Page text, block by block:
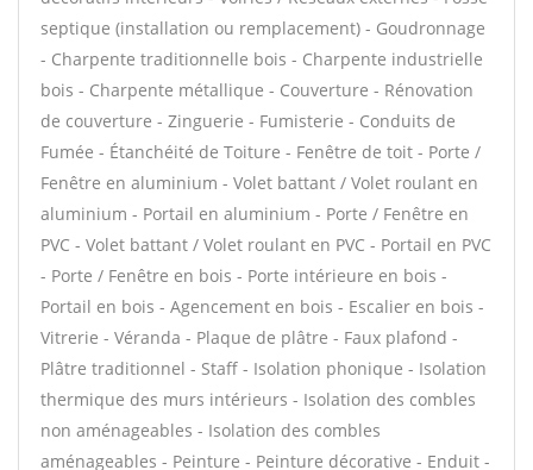
septique (installation ou remplacement) - Goudronnage
- Charpente traditionnelle bois - Charpente industrielle
bois - Charpente métallique - Couverture - Rénovation
de couverture - Zinguerie - Fumisterie - Conduits de
Fumée - Étanchéité de Toiture - Fenêtre de toit - Porte /
Fenêtre en aluminium - Volet battant / Volet roulant en
aluminium - Portail en aluminium - Porte / Fenêtre en
PVC - Volet battant / Volet roulant en PVC - Portail en PVC
- Porte / Fenêtre en bois - Porte intérieure en bois -
Portail en bois - Agencement en bois - Escalier en bois -
Vitrerie - Véranda - Plaque de plâtre - Faux plafond -
Plâtre traditionnel - Staff - Isolation phonique - Isolation
thermique des murs intérieurs - Isolation des combles
non aménageables - Isolation des combles
aménageables - Peinture - Peinture décorative - Enduit -